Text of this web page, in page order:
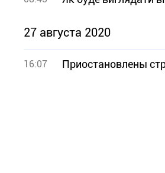
27 августа 2020
16:07 Приостановлены